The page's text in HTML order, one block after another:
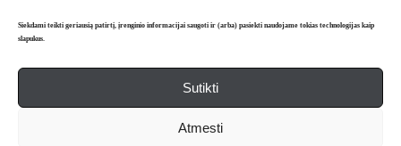
Siekdami teikti geriausią patirtį, įrenginio informacijai saugoti ir (arba) pasiekti naudojame tokias technologijas kaip
slapukus.
Sutikti
Atmesti